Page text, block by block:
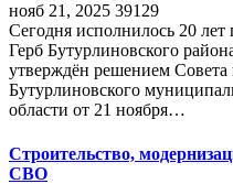
нояб 21, 2025 39129
Сегодня исполнилось 20 лет
Герб Бутурлиновского
утверждён решением Совета
Бутурлиновского
области от 21 ноября…
Строительство,
СВО